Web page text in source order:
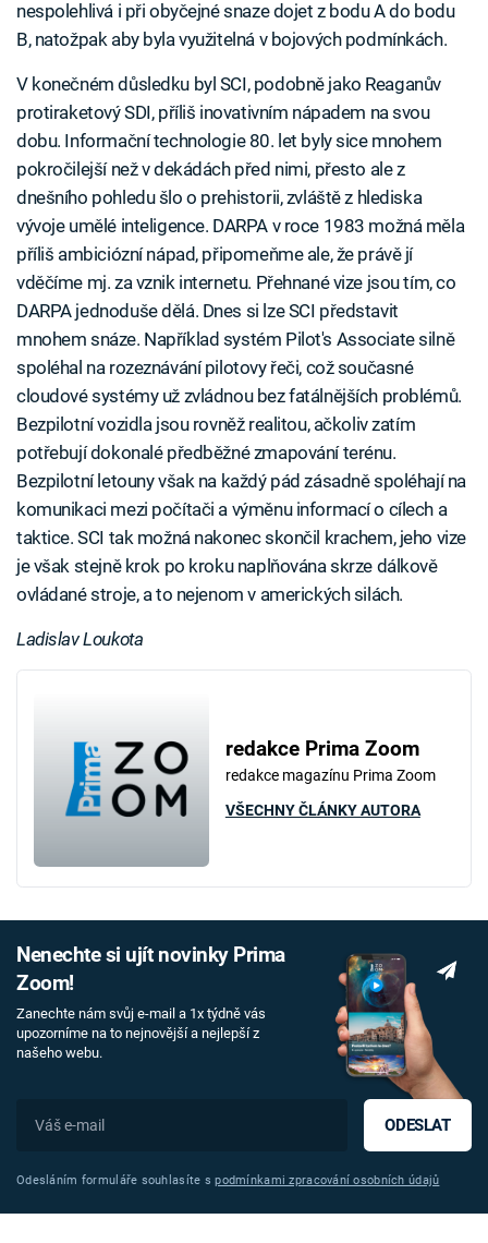
nespolehlivá i při obyčejné snaze dojet z bodu A do bodu
B, natožpak aby byla využitelná v bojových podmínkách.
V konečném důsledku byl SCI, podobně jako Reaganův
protiraketový SDI, příliš inovativním nápadem na svou
dobu. Informační technologie 80. let byly sice mnohem
pokročilejší než v dekádách před nimi, přesto ale z
dnešního pohledu šlo o prehistorii, zvláště z hlediska
vývoje umělé inteligence. DARPA v roce 1983 možná měla
příliš ambiciózní nápad, připomeňme ale, že právě jí
vděčíme mj. za vznik internetu. Přehnané vize jsou tím, co
DARPA jednoduše dělá. Dnes si lze SCI představit
mnohem snáze. Například systém Pilot's Associate silně
spoléhal na rozeznávání pilotovy řeči, což současné
cloudové systémy už zvládnou bez fatálnějších problémů.
Bezpilotní vozidla jsou rovněž realitou, ačkoliv zatím
potřebují dokonalé předběžné zmapování terénu.
Bezpilotní letouny však na každý pád zásadně spoléhají na
komunikaci mezi počítači a výměnu informací o cílech a
taktice. SCI tak možná nakonec skončil krachem, jeho vize
je však stejně krok po kroku naplňována skrze dálkově
ovládané stroje, a to nejenom v amerických silách.
Ladislav Loukota
redakce Prima Zoom
redakce magazínu Prima Zoom
VŠECHNY ČLÁNKY AUTORA
Nenechte si ujít novinky Prima
Zoom!
Zanechte nám svůj e-mail a 1x týdně vás
upozorníme na to nejnovější a nejlepší z
našeho webu.
ODESLAT
Odesláním formuláře souhlasíte spodmínkami zpracování osobních údajů